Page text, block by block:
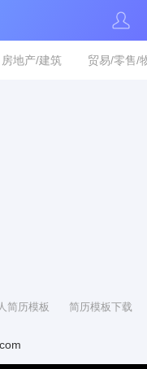
房地产/建筑 贸易/零售/
简历模板 简历模板下载